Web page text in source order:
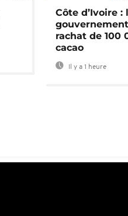
Côte d’Ivoire :
rachat de 100
cacao
Il y a 1 heure